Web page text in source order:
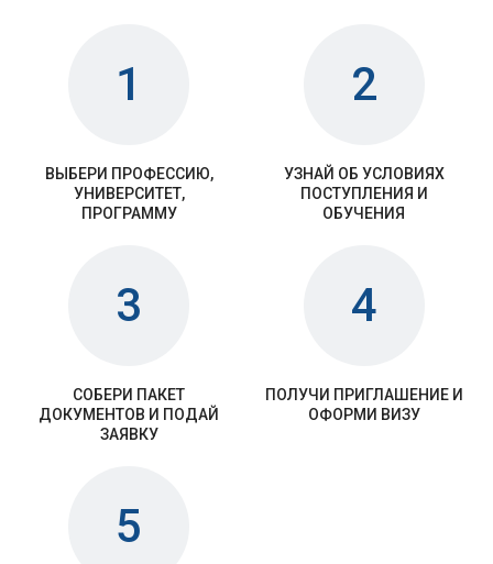
1
ВЫБЕРИ ПРОФЕССИЮ,
УНИВЕРСИТЕТ,
ПРОГРАММУ
2
УЗНАЙ ОБ УСЛОВИЯХ
ПОСТУПЛЕНИЯ И
ОБУЧЕНИЯ
3
СОБЕРИ ПАКЕТ
ДОКУМЕНТОВ И ПОДАЙ
ЗАЯВКУ
4
ПОЛУЧИ ПРИГЛАШЕНИЕ И
ОФОРМИ ВИЗУ
5